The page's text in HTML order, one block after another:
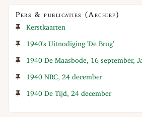
Pers & publicaties (Archief)
Kerstkaarten
1940's Uitnodiging 'De Brug'
1940 De Maasbode, 16 september,
1940 NRC, 24 december
1940 De Tijd, 24 december